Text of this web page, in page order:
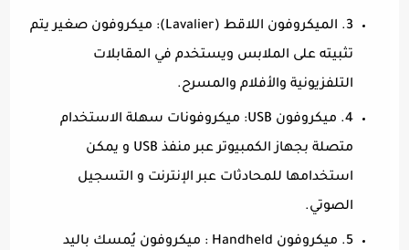
3. الميكروفون اللاقط (Lavalier): ميكروفون صغير يتم
تثبيته على الملابس ويستخدم في المقابلات
التلفزيونية والأفلام والمسرح.
4. ميكروفون USB: ميكروفونات سهلة الاستخدام
متصلة بجهاز الكمبيوتر عبر منفذ USB و يمكن
استخدامها للمحادثات عبر الإنترنت و التسجيل
الصوتي.
5. ميكروفون Handheld : ميكروفون يُمسك باليد